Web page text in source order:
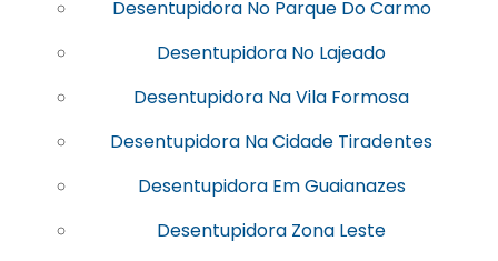
Desentupidora No Parque Do Carmo
Desentupidora No Lajeado
Desentupidora Na Vila Formosa
Desentupidora Na Cidade Tiradentes
Desentupidora Em Guaianazes
Desentupidora Zona Leste